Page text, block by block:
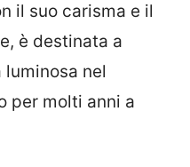
il suo carisma e il
è destinata a
luminosa nel
per molti anni a